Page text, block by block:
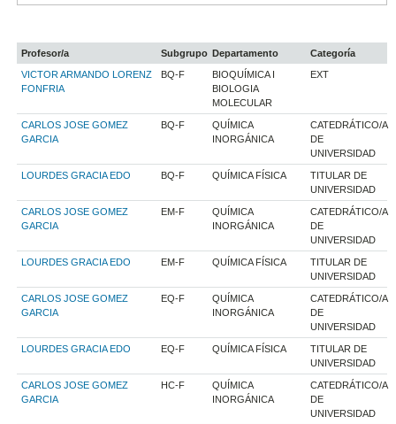
Profesor/a Subgrupo Departamento
Categoría
VICTOR ARMANDO LORENZ
FONFRIA
BQ-F
BIOQUÍMICA I
BIOLOGIA
MOLECULAR
EXT
CARLOS JOSE GOMEZ
GARCIA
BQ-F
QUÍMICA
INORGÁNICA
CATEDRÁTICO/A
DE
UNIVERSIDAD
LOURDES GRACIA EDO BQ-F QUÍMICA FÍSICA
TITULAR DE
UNIVERSIDAD
CARLOS JOSE GOMEZ
GARCIA
EM-F
QUÍMICA
INORGÁNICA
CATEDRÁTICO/A
DE
UNIVERSIDAD
LOURDES GRACIA EDO EM-F QUÍMICA FÍSICA
TITULAR DE
UNIVERSIDAD
CARLOS JOSE GOMEZ
GARCIA
EQ-F
QUÍMICA
INORGÁNICA
CATEDRÁTICO/A
DE
UNIVERSIDAD
LOURDES GRACIA EDO EQ-F QUÍMICA FÍSICA
TITULAR DE
UNIVERSIDAD
CARLOS JOSE GOMEZ
GARCIA
HC-F
QUÍMICA
INORGÁNICA
CATEDRÁTICO/A
DE
UNIVERSIDAD